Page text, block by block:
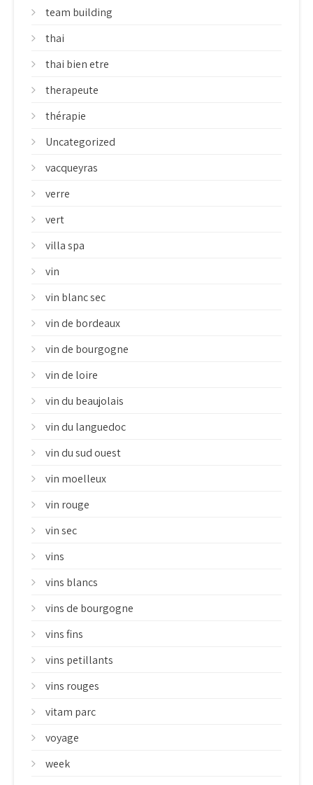
team building
thai
thai bien etre
therapeute
thérapie
Uncategorized
vacqueyras
verre
vert
villa spa
vin
vin blanc sec
vin de bordeaux
vin de bourgogne
vin de loire
vin du beaujolais
vin du languedoc
vin du sud ouest
vin moelleux
vin rouge
vin sec
vins
vins blancs
vins de bourgogne
vins fins
vins petillants
vins rouges
vitam parc
voyage
week